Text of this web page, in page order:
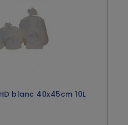
blanc 40x45cm 10L